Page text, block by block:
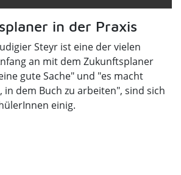
in der Praxis
Steyr ist eine der vielen
an mit dem Zukunftsplaner
gute Sache" und "es macht
in dem Buch zu arbeiten", sind sich
einig.